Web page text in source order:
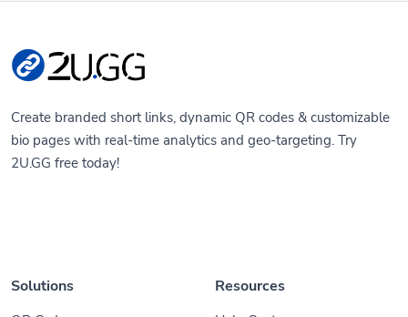
Create branded short links, dynamic QR codes & customizable
bio pages with real-time analytics and geo-targeting. Try
2U.GG free today!
Solutions Resources